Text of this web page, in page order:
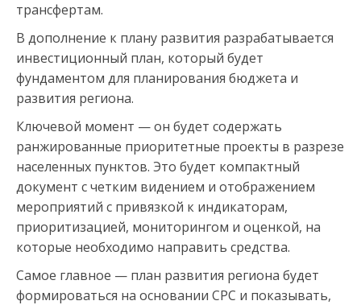
трансфертам.
В дополнение к плану развития разрабатывается
инвестиционный план, который будет
фундаментом для планирования бюджета и
развития региона.
Ключевой момент — он будет содержать
ранжированные приоритетные проекты в разрезе
населенных пунктов. Это будет компактный
документ с четким видением и отображением
мероприятий с привязкой к индикаторам,
приоритизацией, мониторингом и оценкой, на
которые необходимо направить средства.
Самое главное — план развития региона будет
формироваться на основании СРС и показывать,